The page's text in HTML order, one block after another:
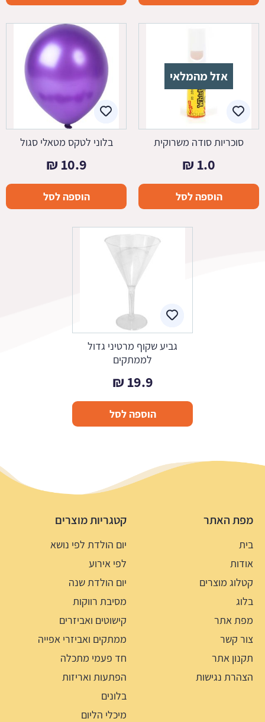
אזל מהמלאי
סוכריות סודה משרוקית
1.0
₪
הוספה לסל
בלוני לטקס מטאלי סגול
10.9
₪
הוספה לסל
גביע שקוף מרטיני גדול
לממתקים
19.9
₪
הוספה לסל
מפת האתר
בית
אודות
קטלוג מוצרים
בלוג
מפת אתר
צור קשר
תקנון אתר
הצהרת נגישות
קטגריות מוצרים
יום הולדת לפי נושא
לפי אירוע
יום הולדת שנה
מסיבת רווקות
קישוטים ואביזרים
ממתקים ואביזרי אפייה
חד פעמי מתכלה
הפתעות ואריזות
בלונים
מיכלי הליום